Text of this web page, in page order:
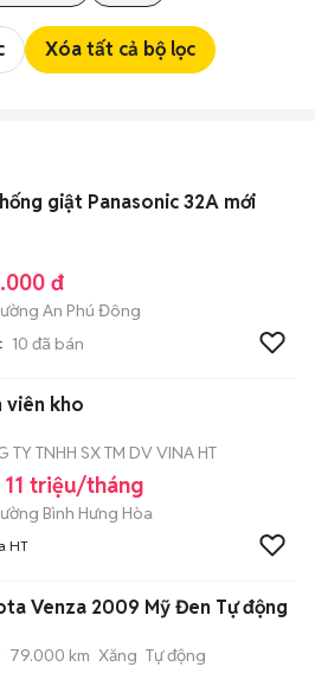
Xóa tất cả bộ lọc
giật Panasonic 32A mới
đ
An Phú Đông
10 đã bán
viên kho
TY TNHH SX TM DV VINA HT
triệu/tháng
Bình Hưng Hòa
HT
Venza 2009 Mỹ Đen Tự động
79.000 km Xăng Tự động